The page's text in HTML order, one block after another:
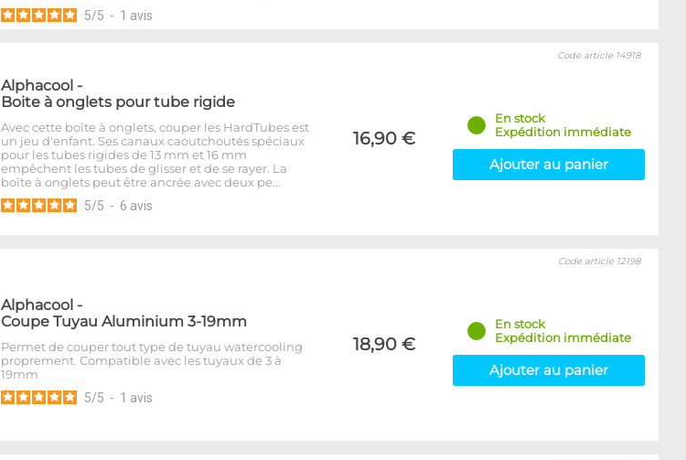
5/5 - 1 avis
Alphacool -
Boite à onglets pour tube rigide
Avec cette boîte à onglets, couper les HardTubes est
un jeu d'enfant. Ses canaux caoutchoutés spéciaux
pour les tubes rigides de 13 mm et 16 mm
empêchent les tubes de glisser et de se rayer. La
boîte à onglets peut être ancrée avec deux pe…
5/5 - 6 avis
16,90 €
Code article 14918
En stock
Expédition immédiate
Ajouter au panier
Alphacool -
Coupe Tuyau Aluminium 3-19mm
Permet de couper tout type de tuyau watercooling
proprement. Compatible avec les tuyaux de 3 à
19mm
5/5 - 1 avis
18,90 €
Code article 12198
En stock
Expédition immédiate
Ajouter au panier